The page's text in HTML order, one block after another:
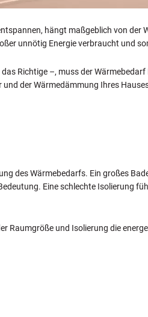
hängt maßgeblich von
unnötig Energie verbraucht und
Richtige –, muss der
der Wärmedämmung Ihres
des Wärmebedarfs. Ein großes
Eine schlechte Isolierung
Raumgröße und Isolierung die